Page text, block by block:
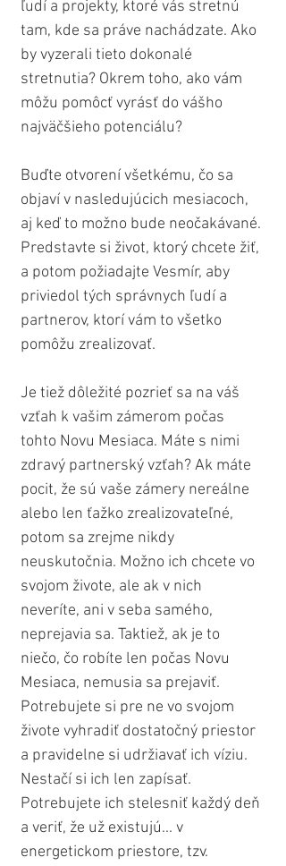
ľudí a projekty, ktoré vás stretnú
tam, kde sa práve nachádzate. Ako
by vyzerali tieto dokonalé
stretnutia? Okrem toho, ako vám
môžu pomôcť vyrásť do vášho
najväčšieho potenciálu?
Buďte otvorení všetkému, čo sa
objaví v nasledujúcich mesiacoch,
aj keď to možno bude neočakávané.
Predstavte si život, ktorý chcete žiť,
a potom požiadajte Vesmír, aby
priviedol tých správnych ľudí a
partnerov, ktorí vám to všetko
pomôžu zrealizovať.
Je tiež dôležité pozrieť sa na váš
vzťah k vašim zámerom počas
tohto Novu Mesiaca. Máte s nimi
zdravý partnerský vzťah? Ak máte
pocit, že sú vaše zámery nereálne
alebo len ťažko zrealizovateľné,
potom sa zrejme nikdy
neuskutočnia. Možno ich chcete vo
svojom živote, ale ak v nich
neveríte, ani v seba samého,
neprejavia sa. Taktiež, ak je to
niečo, čo robíte len počas Novu
Mesiaca, nemusia sa prejaviť.
Potrebujete si pre ne vo svojom
živote vyhradiť dostatočný priestor
a pravidelne si udržiavať ich víziu.
Nestačí si ich len zapísať.
Potrebujete ich stelesniť každý deň
a veriť, že už existujú... v
energetickom priestore, tzv.